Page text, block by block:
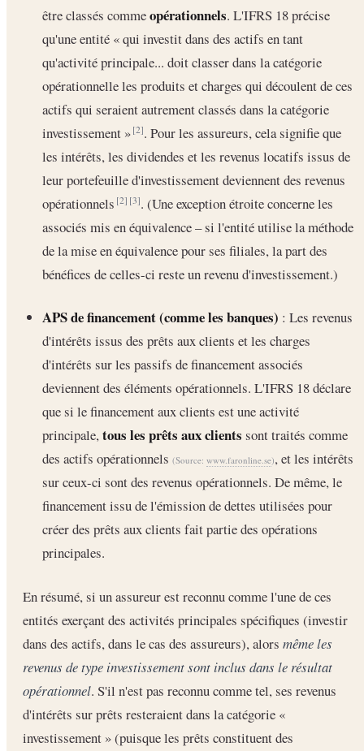
être classés commeopérationnels. L'IFRS 18 précise
qu'une entité « qui investit dans des actifs en tant
qu'activité principale... doit classer dans la catégorie
opérationnelle les produits et charges qui découlent de ces
actifs qui seraient autrement classés dans la catégorie
investissement »[2]. Pour les assureurs, cela signifie que
les intérêts, les dividendes et les revenus locatifs issus de
leur portefeuille d'investissement deviennent des revenus
opérationnels[2] [3]. (Une exception étroite concerne les
associés mis en équivalence – si l'entité utilise la méthode
de la mise en équivalence pour ses filiales, la part des
bénéfices de celles-ci reste un revenu d'investissement.)
APS de financement (comme les banques) : Les revenus
d'intérêts issus des prêts aux clients et les charges
d'intérêts sur les passifs de financement associés
deviennent des éléments opérationnels. L'IFRS 18 déclare
que si le financement aux clients est une activité
principale, tous les prêts aux clients sont traités comme
des actifs opérationnels (Source: www.faronline.se), et les intérêts
sur ceux-ci sont des revenus opérationnels. De même, le
financement issu de l'émission de dettes utilisées pour
créer des prêts aux clients fait partie des opérations
principales.
En résumé, si un assureur est reconnu comme l'une de ces
entités exerçant des activités principales spécifiques (investir
dans des actifs, dans le cas des assureurs), alors même les
revenus de type investissement sont inclus dans le résultat
opérationnel. S'il n'est pas reconnu comme tel, ses revenus
d'intérêts sur prêts resteraient dans la catégorie «
investissement » (puisque les prêts constituent des